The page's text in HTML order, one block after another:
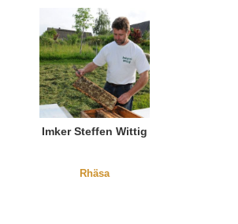
Imker Steffen Wittig
Rhäsa